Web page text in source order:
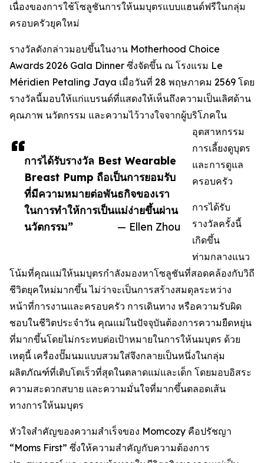
การได้รับรางวัล Best Wearable
Breast Pump ถือเป็นการยอมรับ
ที่มีความหมายต่อพันธกิจของเรา
ในการทำให้การเป็นแม่ง่ายขึ้นผ่าน
นวัตกรรม”
— Ellen Zhou
เนื่องของการใช้โซลูชันการให้นมบุตรแบบแฮนด์ฟรีในกลุ่ม
ครอบครัวยุคใหม่
รางวัลดังกล่าวมอบขึ้นในงาน Motherhood Choice
Awards 2026 Gala Dinner ซึ่งจัดขึ้น ณ โรงแรม Le
Méridien Petaling Jaya เมื่อวันที่ 28 พฤษภาคม 2569 โดย
รางวัลนี้มอบให้แก่แบรนด์ที่แสดงให้เห็นถึงความเป็นเลิศด้าน
คุณภาพ นวัตกรรม และความไว้วางใจจากผู้บริโภคใน
อุตสาหกรรม
การเลี้ยงดูบุตร
และการดูแล
ครอบครัว
การได้รับ
รางวัลครั้งนี้
เกิดขึ้น
ท่ามกลางแนว
โน้มที่คุณแม่ให้นมบุตรกำลังมองหาโซลูชันที่สอดคล้องกับวิถี
ชีวิตยุคใหม่มากขึ้น ไม่ว่าจะเป็นการสร้างสมดุลระหว่าง
หน้าที่การงานและครอบครัว การเดินทาง หรือความรับผิด
ชอบในชีวิตประจำวัน คุณแม่ในปัจจุบันต้องการความยืดหยุ่น
ที่มากขึ้นโดยไม่กระทบต่อเป้าหมายในการให้นมบุตร ด้วย
เหตุนี้ เครื่องปั๊มนมแบบสวมใส่จึงกลายเป็นหนึ่งในกลุ่ม
ผลิตภัณฑ์ที่เติบโตเร็วที่สุดในตลาดแม่และเด็ก โดยมอบอิสระ
ความสะดวกสบาย และความมั่นใจที่มากขึ้นตลอดเส้น
ทางการให้นมบุตร
หัวใจสำคัญของความสำเร็จของ Momcozy คือปรัชญา
“Moms First” ซึ่งให้ความสำคัญกับความต้องการ